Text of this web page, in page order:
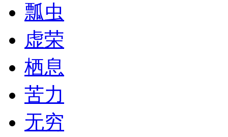
瓢虫
虚荣
栖息
苦力
无穷